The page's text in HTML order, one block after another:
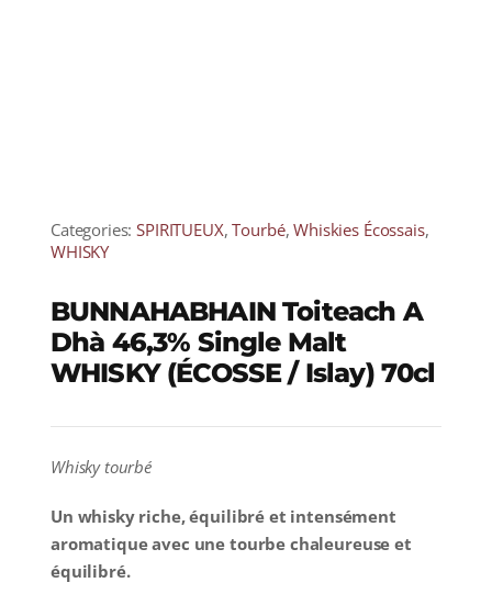
Categories:SPIRITUEUX,Tourbé,Whiskies Écossais,
WHISKY
BUNNAHABHAIN Toiteach A
Dhà 46,3% Single Malt
WHISKY (ÉCOSSE / Islay) 70cl
Whisky tourbé
Un whisky riche, équilibré et intensément
aromatique avec une tourbe chaleureuse et
équilibré.